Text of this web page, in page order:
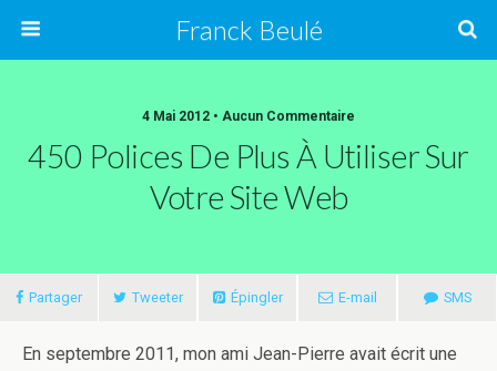
Franck Beulé
4 Mai 2012 • Aucun Commentaire
450 Polices De Plus À Utiliser Sur
Votre Site Web
Partager Tweeter Épingler E-mail SMS
En septembre 2011, mon ami Jean-Pierre avait écrit une